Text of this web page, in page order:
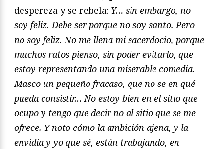
despereza y se rebela: Y… sin embargo, no
soy feliz. Debe ser porque no soy santo. Pero
no soy feliz. No me llena mi sacerdocio, porque
muchos ratos pienso, sin poder evitarlo, que
estoy representando una miserable comedia.
Masco un pequeño fracaso, que no se en qué
pueda consistir… No estoy bien en el sitio que
ocupo y tengo que decir no al sitio que se me
ofrece. Y noto cómo la ambición ajena, y la
envidia y yo que sé, están trabajando, en